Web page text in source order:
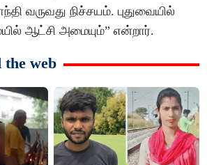
வருவது நிச்சயம். புதுவையில்
ஆட்சி அமையும்” என்றார்.
web